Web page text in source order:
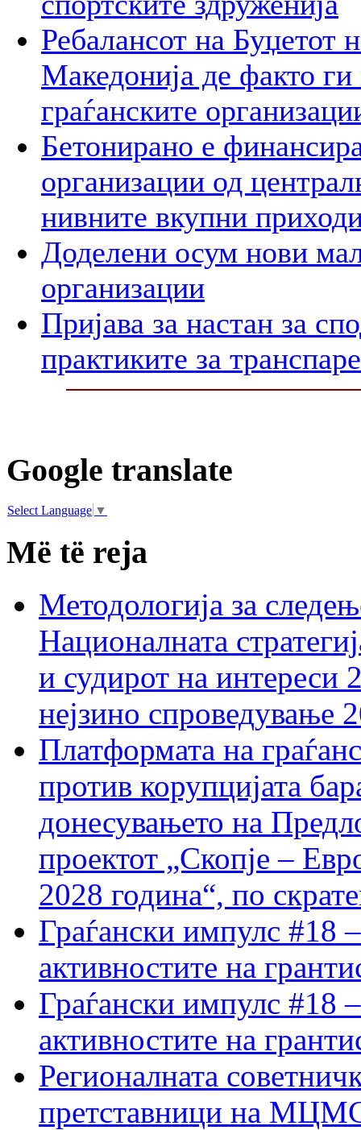
Ребалансот на Буџетот
Македонија де факто ги
граѓанските
Бетонирано е
организации од
нивните вкупни
Доделени осум нови
организации
Пријава за настан за
практиките за
Google translate
Select Language ▼
Më të reja
Методологија за
Националната
и судирот на интереси
нејзино спроведување
Платформата на
против корупцијата
донесувањето на
проектот „Скопје –
2028 година“, по
Граѓански импулс #18
активностите на
Граѓански импулс #18
активностите на
Регионалната
претставници на МЦМС